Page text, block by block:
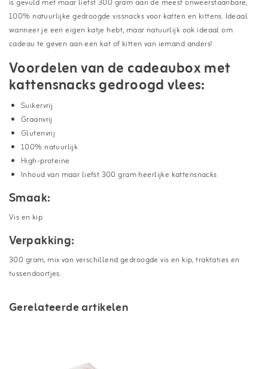
is gevuld met maar liefst 300 gram aan de meest onweerstaanbare,
100% natuurlijke gedroogde vissnacks voor katten en kittens. Ideaal
wanneer je een eigen katje hebt, maar natuurlijk ook ideaal om
cadeau te geven aan een kat of kitten van iemand anders!
Voordelen van de cadeaubox met
kattensnacks gedroogd vlees:
Suikervrij
Graanvrij
Glutenvrij
100% natuurlijk
High-proteine
Inhoud van maar liefst 300 gram heerlijke kattensnacks
Smaak:
Vis en kip.
Verpakking:
300 gram, mix van verschillend gedroogde vis en kip, traktaties en
tussendoortjes.
Gerelateerde artikelen